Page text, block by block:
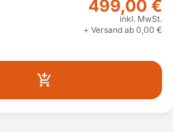
499,00 €
inkl. MwSt.
+ Versand ab 0,00 €